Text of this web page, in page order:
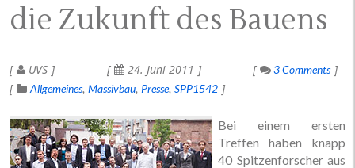
die Zukunft des Bauens
UVS 24. Juni 2011
3 Comments
Allgemeines Massivbau Presse SPP1542
Bei einem ersten
Treffen haben knapp
40 Spitzenforscher aus